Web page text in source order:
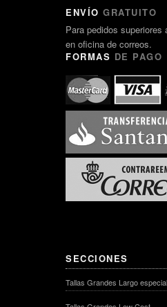
ENVÍO GRATUITO
Para pedidos superiores
en oficina de correos.
FORMAS DE PAGO
SECCIONES
Tallas Grandes Largo especial